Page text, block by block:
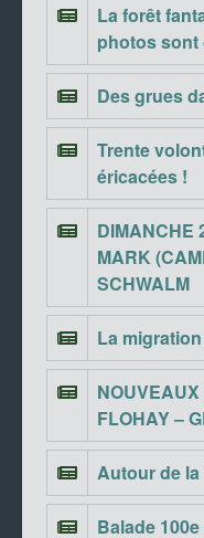
La forêt
photos
Des grues
Trente
éricacées !
DIMANCHE
MARK
SCHWALM
La
FLOHAY –
Autour de la
Balade